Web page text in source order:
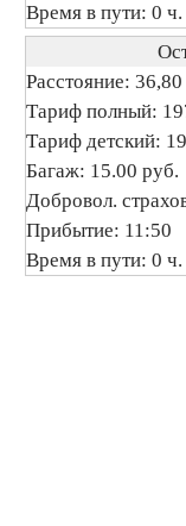
Время в пути: 0
Расстояние:
Тариф полный:
Тариф детский:
Багаж: 15.00 руб.
Добровол.
Прибытие: 11:50
Время в пути: 0